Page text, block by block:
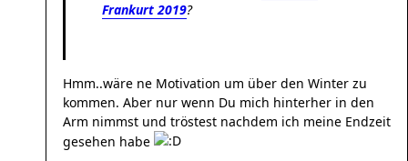
Frankurt 2019?
Hmm..wäre ne Motivation um über den Winter zu
kommen. Aber nur wenn Du mich hinterher in den
Arm nimmst und tröstest nachdem ich meine Endzeit
gesehen habe